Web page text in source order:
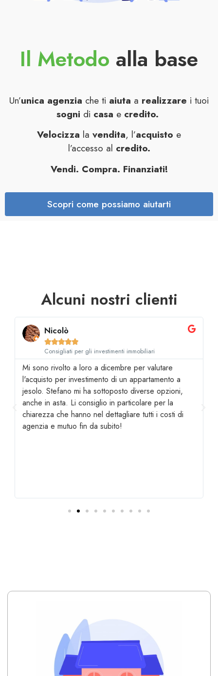
Il Metodo alla base
Un’unica agenzia che ti aiuta a realizzare i tuoi
sogni di casa e credito.
Velocizza la vendita, l’acquisto e
l’accesso al credito.
Vendi. Compra. Finanziati!
Scopri come possiamo aiutarti
Alcuni nostri clienti
Nicolò

Consigliati per gli investimenti immobiliari
Mi sono rivolto a loro a dicembre per valutare
l'acquisto per investimento di un appartamento a
jesolo. Stefano mi ha sottoposto diverse opzioni,
anche in asta. Li consiglio in particolare per la
chiarezza che hanno nel dettagliare tutti i costi di
agenzia e mutuo fin da subito!